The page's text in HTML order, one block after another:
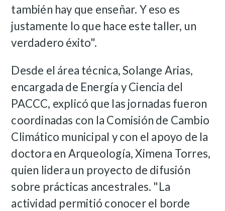
también hay que enseñar. Y eso es
justamente lo que hace este taller, un
verdadero éxito".
Desde el área técnica, Solange Arias,
encargada de Energía y Ciencia del
PACCC, explicó que las jornadas fueron
coordinadas con la Comisión de Cambio
Climático municipal y con el apoyo de la
doctora en Arqueología, Ximena Torres,
quien lidera un proyecto de difusión
sobre prácticas ancestrales. "La
actividad permitió conocer el borde